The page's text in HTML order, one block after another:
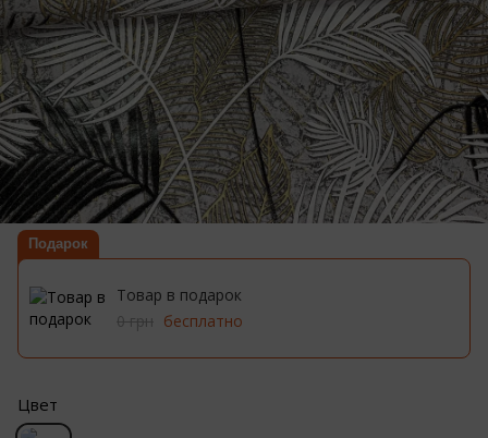
Подарок
Товар в подарок
0 грн бесплатно
Цвет